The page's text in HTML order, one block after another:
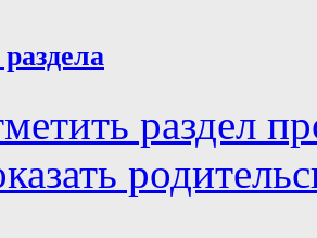
раздел